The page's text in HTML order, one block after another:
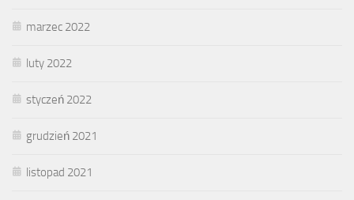
marzec 2022
luty 2022
styczeń 2022
grudzień 2021
listopad 2021